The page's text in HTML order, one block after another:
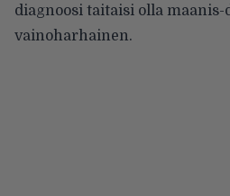
diagnoosi taitaisi olla
vainoharhainen.